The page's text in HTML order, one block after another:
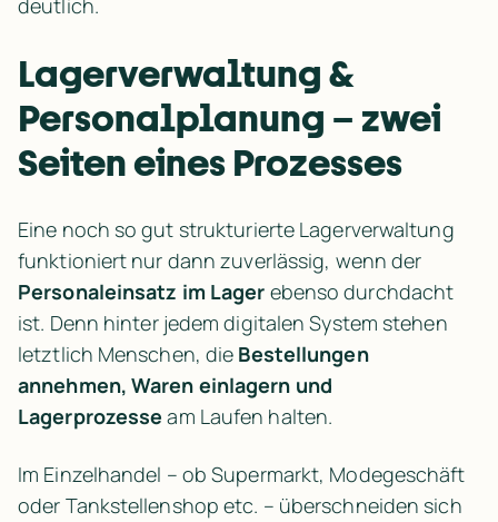
deutlich.
Lagerverwaltung &
Personalplanung – zwei
Seiten eines Prozesses
Eine noch so gut strukturierte Lagerverwaltung
Personaleinsatz im Lager ebenso durchdacht
ist. Denn hinter jedem digitalen System stehen
letztlich Menschen, die Bestellungen
annehmen, Waren einlagern und
Lagerprozesse am Laufen halten.
Im Einzelhandel – ob Supermarkt, Modegeschäft